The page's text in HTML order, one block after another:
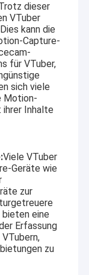
dieser
VTuber
kann die
Capture-
für VTuber,
sich viele
Motion-
ihrer Inhalte
Viele VTuber
Geräte wie
zur
bieten eine
Erfassung
zu